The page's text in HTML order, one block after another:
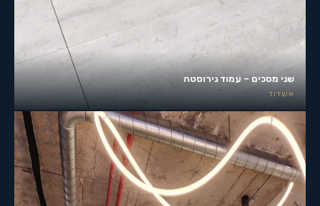
שני מסכים – עמוד נירוסטה
אשדוד